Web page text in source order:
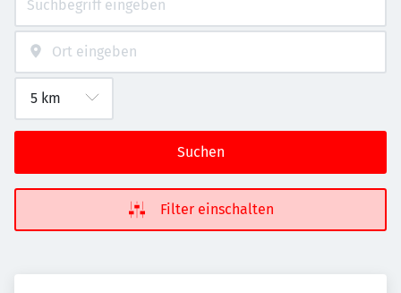
Suchen
Filter einschalten